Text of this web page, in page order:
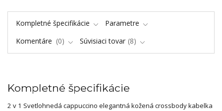
Kompletné špecifikácie
Parametre
Komentáre
0 Súvisiaci tovar 8
Kompletné špecifikácie
2 v 1 Svetlohnedá cappuccino elegantná kožená crossbody kabelka